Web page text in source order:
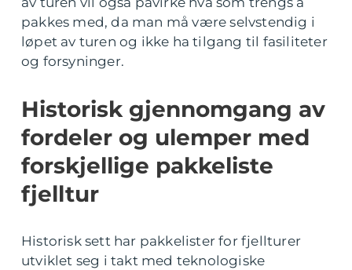
pakkes med, da man må være selvstendig i
løpet av turen og ikke ha tilgang til fasiliteter
og forsyninger.
Historisk gjennomgang av
fordeler og ulemper med
forskjellige pakkeliste
fjelltur
Historisk sett har pakkelister for fjellturer
utviklet seg i takt med teknologiske